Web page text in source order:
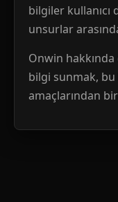
bilgiler
unsurlar
Onwin hakkında
bilgi sunmak, bu
amaçlarından